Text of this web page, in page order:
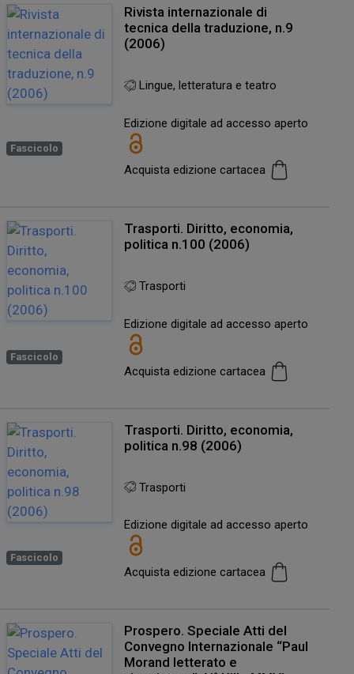
Fascicolo
Rivista internazionale di
tecnica della traduzione, n.9
(2006)
Lingue, letteratura e teatro
Edizione digitale ad accesso aperto
Acquista edizione cartacea
Fascicolo
Trasporti. Diritto, economia,
politica n.100 (2006)
Trasporti
Edizione digitale ad accesso aperto
Acquista edizione cartacea
Fascicolo
Trasporti. Diritto, economia,
politica n.98 (2006)
Trasporti
Edizione digitale ad accesso aperto
Acquista edizione cartacea
Prospero. Speciale Atti del
Convegno Internazionale “Paul
Morand letterato e